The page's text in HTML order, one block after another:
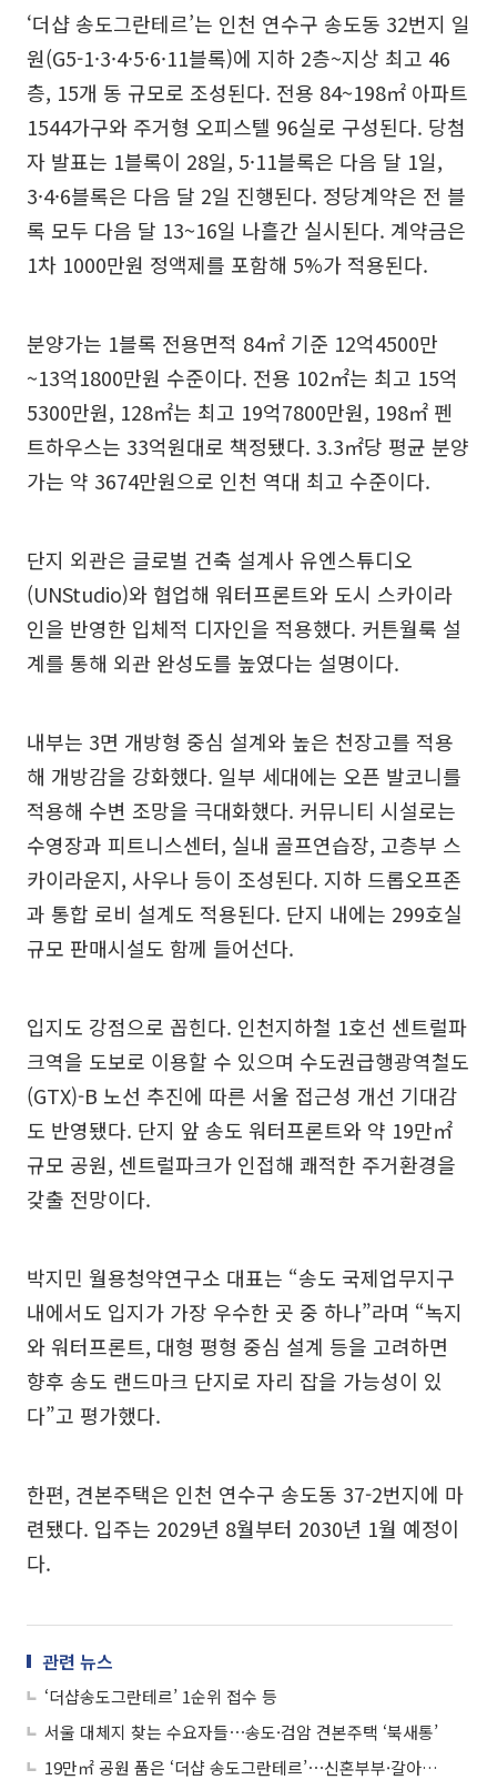
‘더샵 송도그란테르’는 인천 연수구 송도동 32번지 일
원(G5-1·3·4·5·6·11블록)에 지하 2층~지상 최고 46
층, 15개 동 규모로 조성된다. 전용 84~198㎡ 아파트
1544가구와 주거형 오피스텔 96실로 구성된다. 당첨
자 발표는 1블록이 28일, 5·11블록은 다음 달 1일,
3·4·6블록은 다음 달 2일 진행된다. 정당계약은 전 블
록 모두 다음 달 13~16일 나흘간 실시된다. 계약금은
1차 1000만원 정액제를 포함해 5%가 적용된다.
분양가는 1블록 전용면적 84㎡ 기준 12억4500만
~13억1800만원 수준이다. 전용 102㎡는 최고 15억
5300만원, 128㎡는 최고 19억7800만원, 198㎡ 펜
트하우스는 33억원대로 책정됐다. 3.3㎡당 평균 분양
가는 약 3674만원으로 인천 역대 최고 수준이다.
단지 외관은 글로벌 건축 설계사 유엔스튜디오
(UNStudio)와 협업해 워터프론트와 도시 스카이라
인을 반영한 입체적 디자인을 적용했다. 커튼월룩 설
계를 통해 외관 완성도를 높였다는 설명이다.
내부는 3면 개방형 중심 설계와 높은 천장고를 적용
해 개방감을 강화했다. 일부 세대에는 오픈 발코니를
적용해 수변 조망을 극대화했다. 커뮤니티 시설로는
수영장과 피트니스센터, 실내 골프연습장, 고층부 스
카이라운지, 사우나 등이 조성된다. 지하 드롭오프존
과 통합 로비 설계도 적용된다. 단지 내에는 299호실
규모 판매시설도 함께 들어선다.
입지도 강점으로 꼽힌다. 인천지하철 1호선 센트럴파
크역을 도보로 이용할 수 있으며 수도권급행광역철도
(GTX)-B 노선 추진에 따른 서울 접근성 개선 기대감
도 반영됐다. 단지 앞 송도 워터프론트와 약 19만㎡
규모 공원, 센트럴파크가 인접해 쾌적한 주거환경을
갖출 전망이다.
박지민 월용청약연구소 대표는 “송도 국제업무지구
내에서도 입지가 가장 우수한 곳 중 하나”라며 “녹지
와 워터프론트, 대형 평형 중심 설계 등을 고려하면
향후 송도 랜드마크 단지로 자리 잡을 가능성이 있
다”고 평가했다.
한편, 견본주택은 인천 연수구 송도동 37-2번지에 마
련됐다. 입주는 2029년 8월부터 2030년 1월 예정이
다.
관련 뉴스
‘더샵송도그란테르’ 1순위 접수 등
서울 대체지 찾는 수요자들⋯송도·검암 견본주택 ‘북새통’
19만㎡ 공원 품은 ‘더샵 송도그란테르’⋯신혼부부·갈아타기 수요에 북적